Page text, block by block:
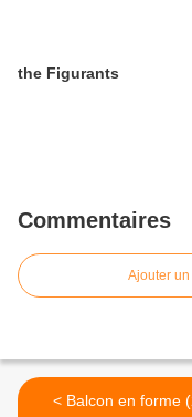
the Figurants
Commentaires
Ajouter
< Balcon en forme